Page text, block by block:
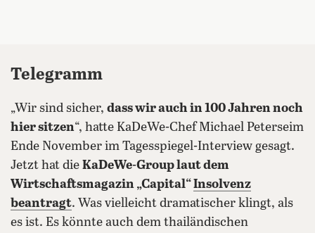
Telegramm
„Wir sind sicher, dass wir auch in 100 Jahren noch
hier sitzen“, hatte KaDeWe-Chef Michael Peterseim
Ende November im Tagesspiegel-Interview gesagt.
Jetzt hat die KaDeWe-Group laut dem
Wirtschaftsmagazin „Capital“Insolvenz
beantragt. Was vielleicht dramatischer klingt, als
es ist. Es könnte auch dem thailändischen